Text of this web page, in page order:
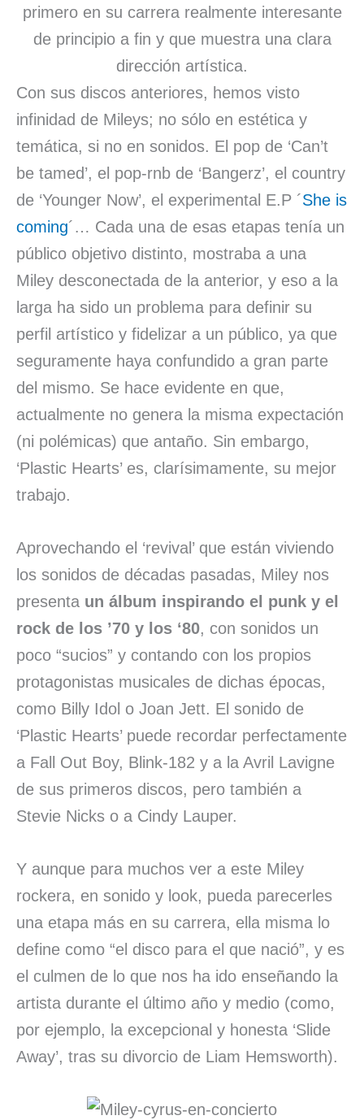
primero en su carrera realmente interesante
de principio a fin y que muestra una clara
dirección artística.
Con sus discos anteriores, hemos visto
infinidad de Mileys; no sólo en estética y
temática, si no en sonidos. El pop de ‘Can’t
be tamed’, el pop-rnb de ‘Bangerz’, el country
de ‘Younger Now’, el experimental E.P ´She is
coming´… Cada una de esas etapas tenía un
público objetivo distinto, mostraba a una
Miley desconectada de la anterior, y eso a la
larga ha sido un problema para definir su
perfil artístico y fidelizar a un público, ya que
seguramente haya confundido a gran parte
del mismo. Se hace evidente en que,
actualmente no genera la misma expectación
(ni polémicas) que antaño. Sin embargo,
‘Plastic Hearts’ es, clarísimamente, su mejor
trabajo.
Aprovechando el ‘revival’ que están viviendo
los sonidos de décadas pasadas, Miley nos
presenta un álbum inspirando el punk y el
rock de los ’70 y los ‘80, con sonidos un
poco “sucios” y contando con los propios
protagonistas musicales de dichas épocas,
como Billy Idol o Joan Jett. El sonido de
‘Plastic Hearts’ puede recordar perfectamente
a Fall Out Boy, Blink-182 y a la Avril Lavigne
de sus primeros discos, pero también a
Stevie Nicks o a Cindy Lauper.
Y aunque para muchos ver a este Miley
rockera, en sonido y look, pueda parecerles
una etapa más en su carrera, ella misma lo
define como “el disco para el que nació”, y es
el culmen de lo que nos ha ido enseñando la
artista durante el último año y medio (como,
por ejemplo, la excepcional y honesta ‘Slide
Away’, tras su divorcio de Liam Hemsworth).